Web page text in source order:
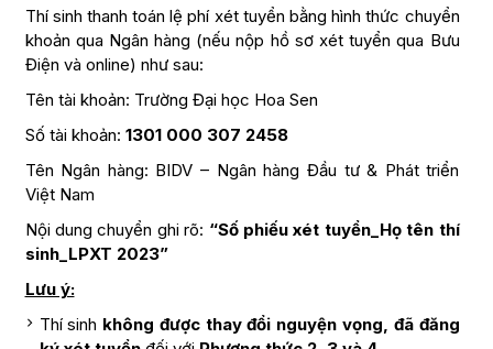
Thí sinh thanh toán lệ phí xét tuyển bằng hình thức chuyển
khoản qua Ngân hàng (nếu nộp hồ sơ xét tuyển qua Bưu
Điện và online) như sau:
Tên tài khoản: Trường Đại học Hoa Sen
Số tài khoản: 1301 000 307 2458
Tên Ngân hàng: BIDV – Ngân hàng Đầu tư & Phát triển
Việt Nam
Nội dung chuyển ghi rõ: “Số phiếu xét tuyển_Họ tên thí
sinh_LPXT 2023”
Lưu ý:
Thí sinh không được thay đổi nguyện vọng, đã đăng